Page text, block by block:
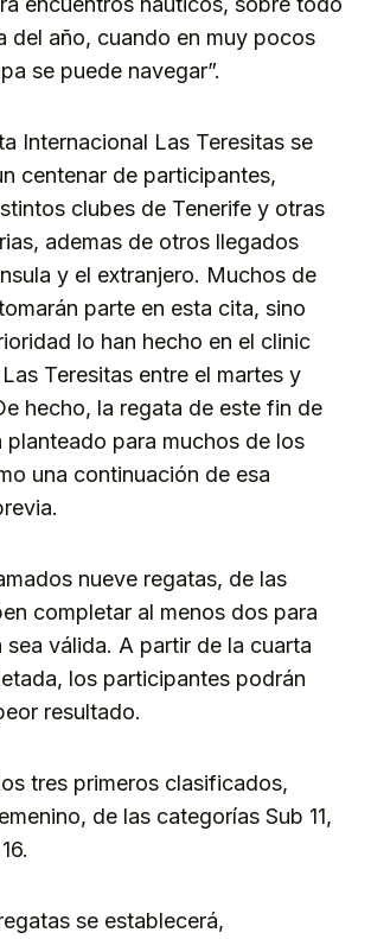
del año, cuando en muy pocos
se puede navegar”.
Internacional Las Teresitas se
centenar de participantes,
clubes de Tenerife y otras
ademas de otros llegados
y el extranjero. Muchos de
parte en esta cita, sino
lo han hecho en el clinic
Teresitas entre el martes y
hecho, la regata de este fin de
planteado para muchos de los
una continuación de esa
nueve regatas, de las
completar al menos dos para
sea válida. A partir de la cuarta
los participantes podrán
resultado.
tres primeros clasificados,
de las categorías Sub 11,
se establecerá,